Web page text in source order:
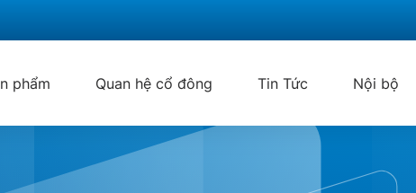
phẩm Quan hệ cổ đông Tin Tức Nội bộ